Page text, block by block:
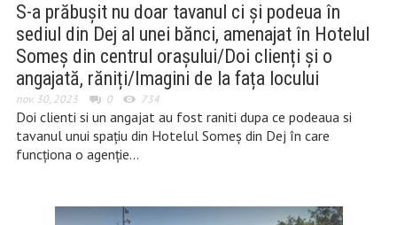
S-a prăbușit nu doar tavanul ci și podeua în
sediul din Dej al unei bănci, amenajat în Hotelul
Someș din centrul orașului/Doi clienți și o
angajată, răniți/Imagini de la fața locului
nov. 30, 2023 0 734
Doi clienti si un angajat au fost raniti dupa ce podeaua si
tavanul unui spațiu din Hotelul Someș din Dej în care
funcționa o agenție…